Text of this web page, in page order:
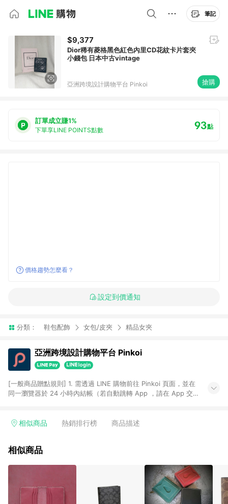
筆記
$9,377
Dior稀有菱格黑色紅色內里CD花紋卡片套夾
小錢包 日本中古vintage
亞洲跨境設計購物平台 Pinkoi 搶購
訂單成立賺1%
下單享LINE POINTS點數 93點
價格趨勢怎麼看？
設定到價通知
分類： 鞋包配飾 女包/皮夾 精品女夾
亞洲跨境設計購物平台 Pinkoi
[一般商品贈點規則] 1. 需透過 LINE 購物前往 Pinkoi 頁面，並在
同一瀏覽器於 24 小時內結帳（若自動跳轉 App ，請在 App 交
回饋訂單不得享有 Pinkoi 站方優惠，例如首購優惠，P coins，
行為，不具贈點資格，部分退款不在此限。 6. APP 請更新至
貨後 45 天後發送。 8. 群眾募資商品，禮物卡，開館保證金，補
運費，攤位費等不具贈點資格。 9. LINE 購物站上之商品規格、
顏色、價位、贈品如與 Pinkoi 商品資訊頁及購物車不符，以
Pinkoi 購物商品資訊頁及購物車標示為準。 10. 點數紅包使用規
相似商品 熱銷排行榜 商品描述
相似商品